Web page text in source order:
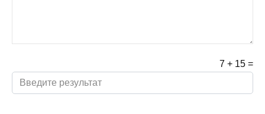
7 + 15 =